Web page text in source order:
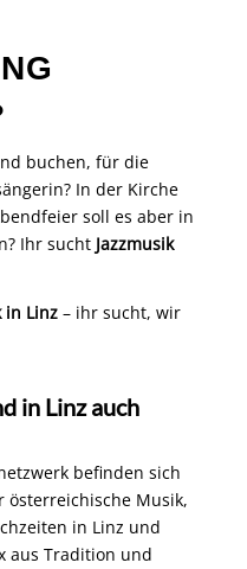
buchen, für die
In der Kirche
soll es aber in
Ihr sucht Jazzmusik
in Linz– ihr sucht, wir
in Linz auch
befinden sich
Musik,
in Linz und
aus Tradition und